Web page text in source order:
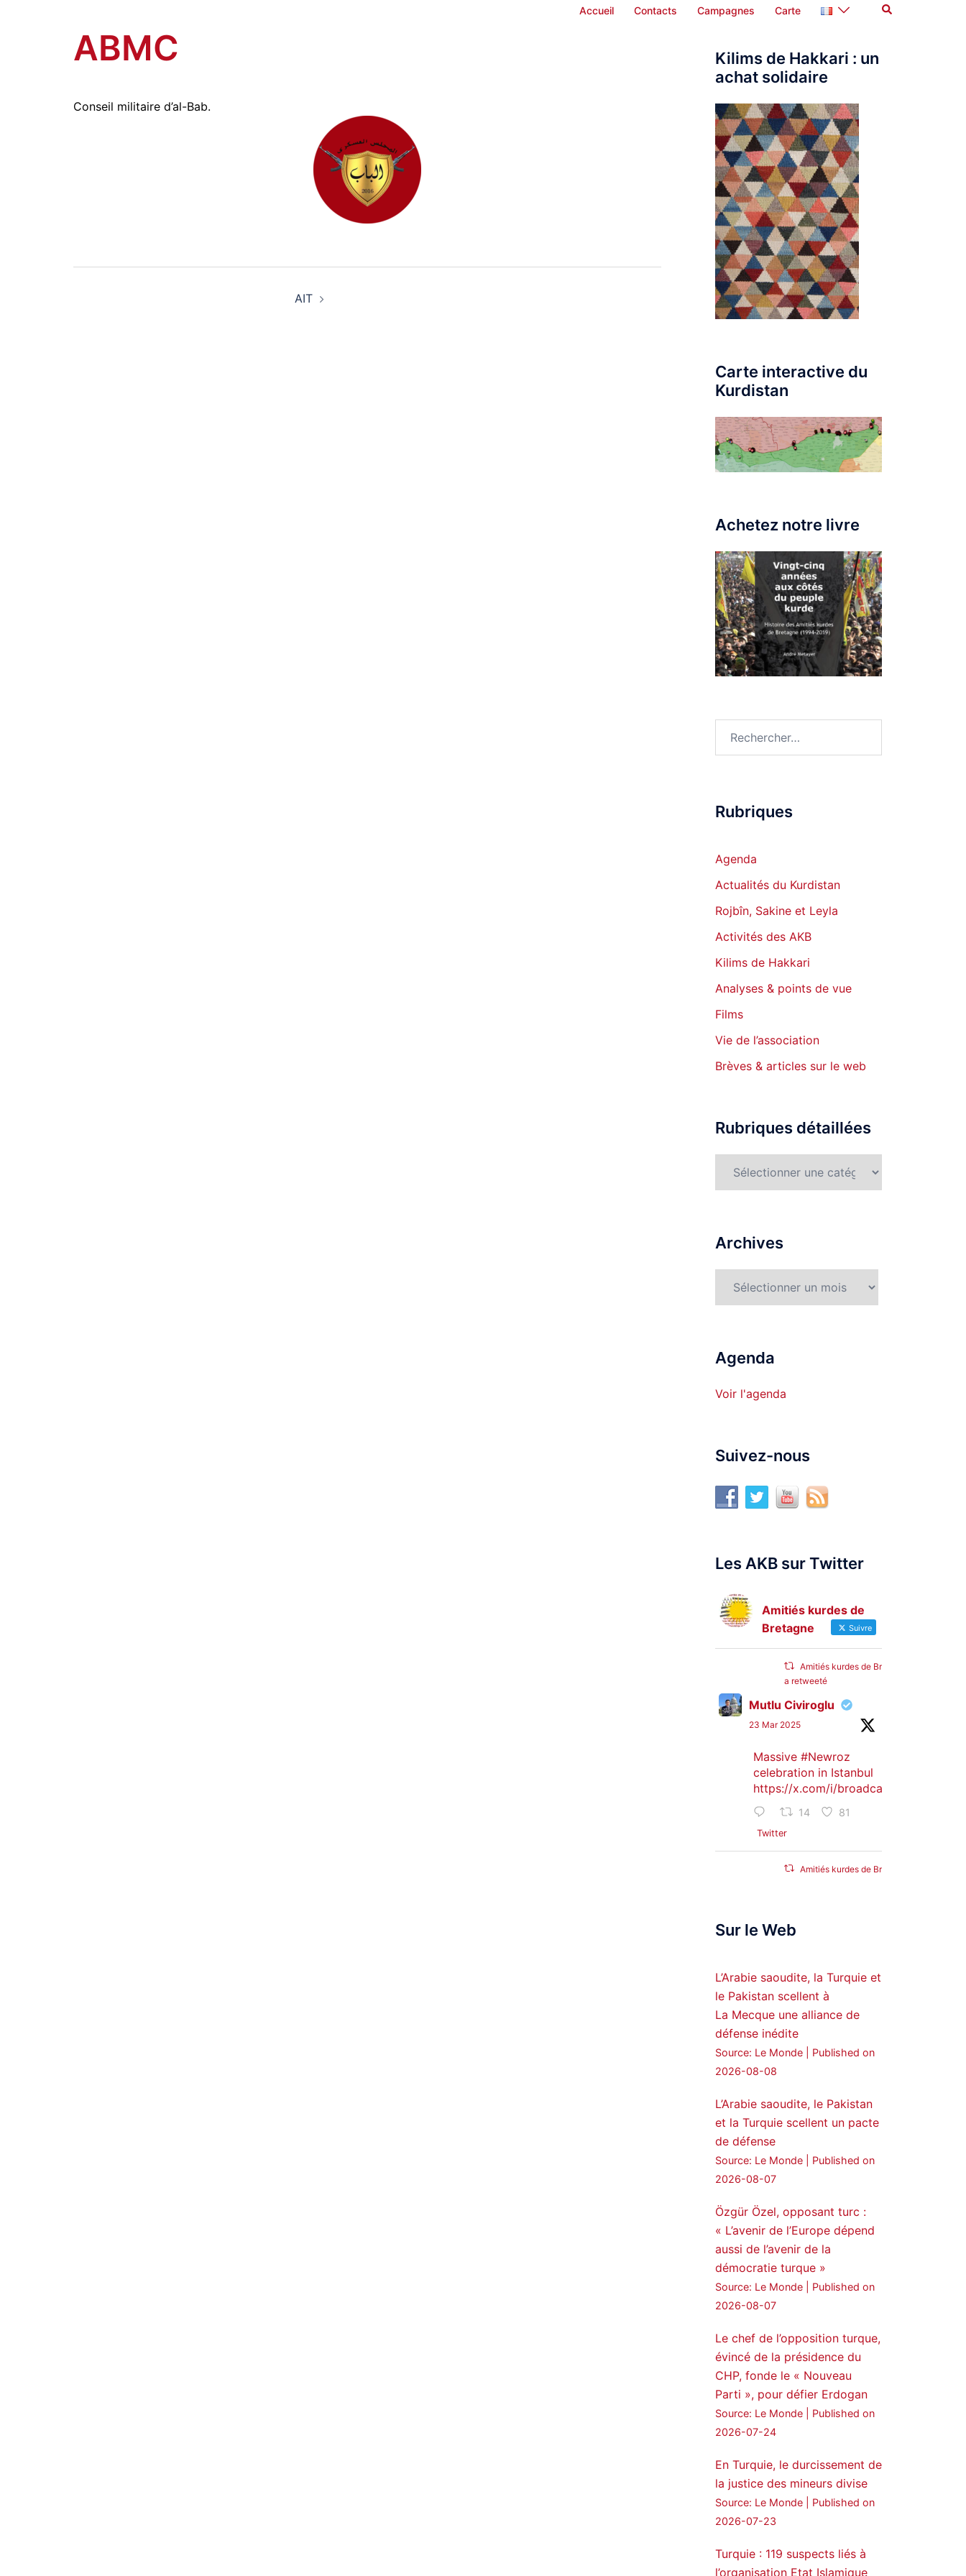
Accueil Contacts Campagnes Carte Rechercher
ABMC
Conseil militaire d’al-Bab.
AIT
Kilims de Hakkari : un
achat solidaire
Carte interactive du
Kurdistan
Achetez notre livre
Rubriques
Agenda
Actualités du Kurdistan
Rojbîn, Sakine et Leyla
Activités des AKB
Kilims de Hakkari
Analyses & points de vue
Films
Vie de l’association
Brèves & articles sur le web
Rubriques détaillées
Archives
Agenda
Voir l'agenda
Suivez-nous
Les AKB sur Twitter
Amitiés kurdes de
Bretagne
Suivre
Amitiés kurdes de Bretagne
a retweeté
Mutlu Civiroglu
23 Mar 2025
Massive #Newroz
celebration in Istanbul
https://x.com/i/broadcasts/
14 81
Twitter
Amitiés kurdes de Bretagne
25 Jan 2025
Forces, SDF appoints
hauro Abgar Daoud
Syriac Military Council,
MFS as official
spokesperson. We
wish you success
ܟܫܝܪܘܬܐ ܒܘܠܝܬܐ ܚܘܪܐ
ܐܒܓܪ
28 249
Twitter
Amitiés kurdes de Bretagne
a retweeté
MedyaNews
24 Jan 2025
🔴DEM Party Imrali
on Abdullah Öcalan meeting
#AbdullahÖcalan
#PeaceProcess #ImralıIsland
🔗https://medyanews.rs/h4lwBwQ
Twitter
Voir plus...
Sur le Web
L’Arabie saoudite, la Turquie et
le Pakistan scellent à
La Mecque une alliance de
défense inédite
Source: Le Monde
Published on
2026-08-08
L’Arabie saoudite, le Pakistan
et la Turquie scellent un pacte
de défense
Source: Le Monde
Published on
2026-08-07
Özgür Özel, opposant turc :
« L’avenir de l’Europe dépend
aussi de l’avenir de la
démocratie turque »
Source: Le Monde
Published on
2026-08-07
Le chef de l’opposition turque,
évincé de la présidence du
CHP, fonde le « Nouveau
Parti », pour défier Erdogan
Source: Le Monde
Published on
2026-07-24
En Turquie, le durcissement de
la justice des mineurs divise
Source: Le Monde
Published on
2026-07-23
Turquie : 119 suspects liés à
l’organisation Etat Islamique